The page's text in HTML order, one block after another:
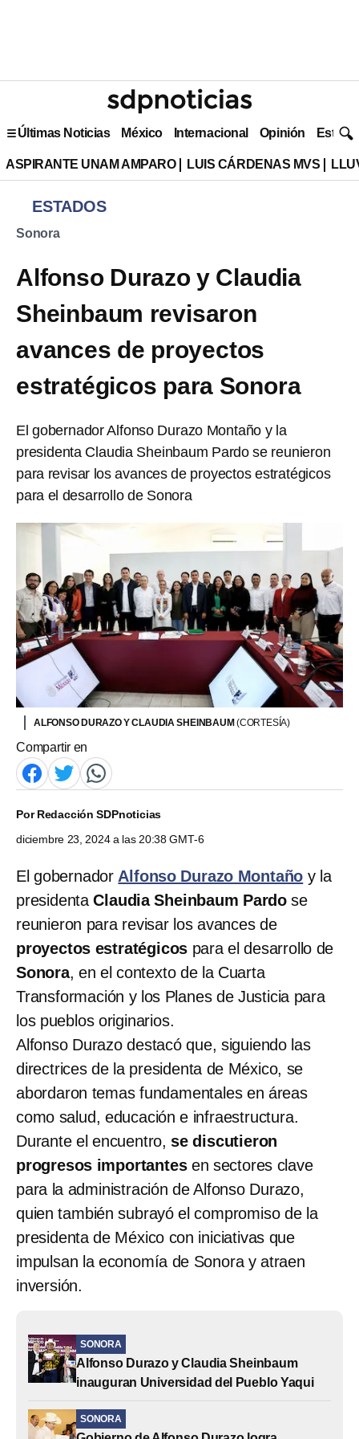
Últimas Noticias México Internacional Opinión Estilo
ASPIRANTE UNAM AMPARO LUIS CÁRDENAS MVS
ESTADOS
Sonora
Alfonso Durazo y Claudia
Sheinbaum revisaron
avances de proyectos
estratégicos para Sonora
El gobernador Alfonso Durazo Montaño y la
presidenta Claudia Sheinbaum Pardo se reunieron
para revisar los avances de proyectos estratégicos
para el desarrollo de Sonora
ALFONSO DURAZO Y CLAUDIA SHEINBAUM (CORTESÍA)
Compartir en
PorRedacción SDPnoticias
diciembre 23, 2024 a las 20:38 GMT-6
El gobernador Alfonso Durazo Montaño y la
presidentaClaudia Sheinbaum Pardose
reunieron para revisar los avances de
proyectos estratégicos para el desarrollo de
Sonora, en el contexto de la Cuarta
Transformación y los Planes de Justicia para
los pueblos originarios.
Alfonso Durazo destacó que, siguiendo las
directrices de la presidenta de México, se
abordaron temas fundamentales en áreas
como salud, educación e infraestructura.
Durante el encuentro, se discutieron
progresos importantes en sectores clave
para la administración de Alfonso Durazo,
quien también subrayó el compromiso de la
presidenta de México con iniciativas que
impulsan la economía de Sonora y atraen
inversión.
SONORA
Alfonso Durazo y Claudia Sheinbaum
inauguran Universidad del Pueblo Yaqui
SONORA